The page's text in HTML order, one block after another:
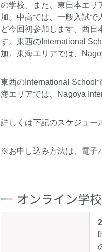
の学校。また、東日本エリ
加。中高では、一般入試で
ど今回初参加します。西日
す。東西のInternational
加。東海エリアでは、
東西のInternational School
海エリアでは、Nagoya
詳しくは下記のスケジュー
※お申し込み方法は、電子
オンライン学